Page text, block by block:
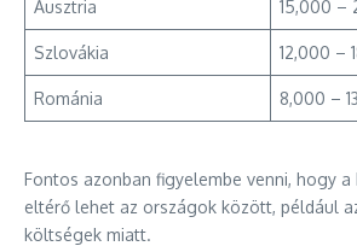
Ausztria 15,000 –
Szlovákia 12,000 –
Románia 8,000 –
Fontos azonban figyelembe venni, hogy a
eltérő lehet az országok között, például
költségek miatt.